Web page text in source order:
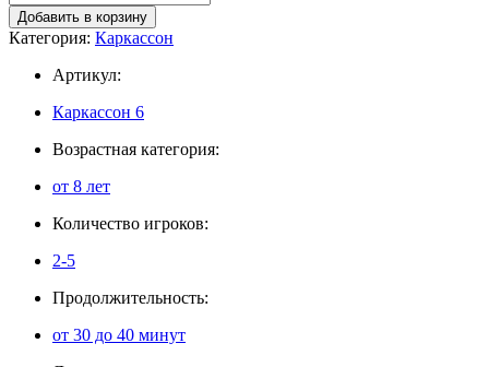
Добавить в корзину
Категория: Каркассон
Артикул:
Каркассон 6
Возрастная категория:
от 8 лет
Количество игроков:
2-5
Продолжительность:
от 30 до 40 минут